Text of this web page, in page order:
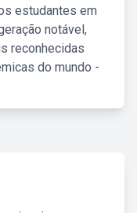
estudantes em
notável,
reconhecidas
do mundo -